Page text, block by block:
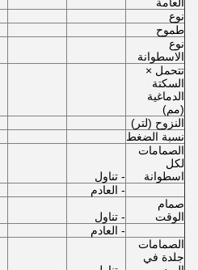
نوع
طموح
نوع
الاسطوانة
تتحمل ×
السكتة
الدماغية
(مم)
النزوح (لتر)
نسبة الضغط
الصمامات
لكل
اسطوانة
- تناول
- العادم
صمام
الوقت
- تناول
- العادم
الصمامات
جلدة في